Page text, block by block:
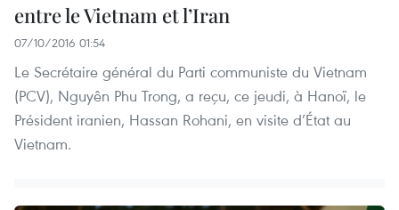
entre le Vietnam et l’Iran
07/10/2016 01:54
Le Secrétaire général du Parti communiste du Vietnam
(PCV), Nguyên Phu Trong, a reçu, ce jeudi, à Hanoï, le
Président iranien, Hassan Rohani, en visite d’État au
Vietnam.